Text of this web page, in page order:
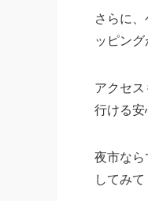
さらに
ッピン
アクセ
行ける安
夜市な
してみて